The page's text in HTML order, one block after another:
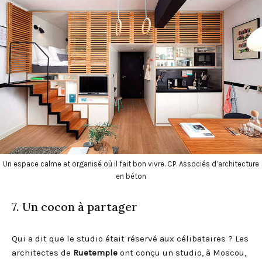
Un espace calme et organisé où il fait bon vivre. CP. Associés d’architecture
en béton
7. Un cocon à partager
Qui a dit que le studio était réservé aux célibataires ? Les
architectes de Ruetemple ont conçu un studio, à Moscou,